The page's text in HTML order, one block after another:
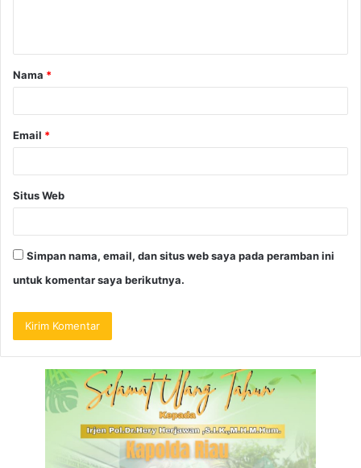
Nama *
Email *
Situs Web
Simpan nama, email, dan situs web saya pada peramban ini
untuk komentar saya berikutnya.